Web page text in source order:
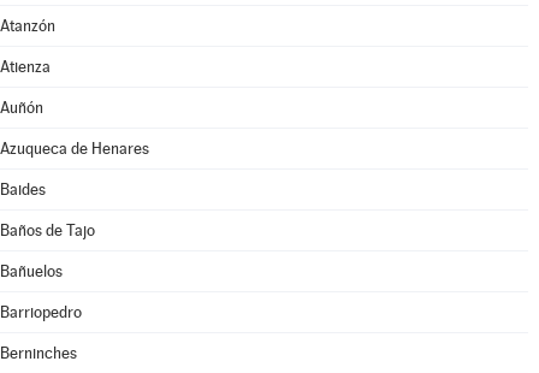
Atanzón
Atienza
Auñón
Azuqueca de Henares
Baides
Baños de Tajo
Bañuelos
Barriopedro
Berninches